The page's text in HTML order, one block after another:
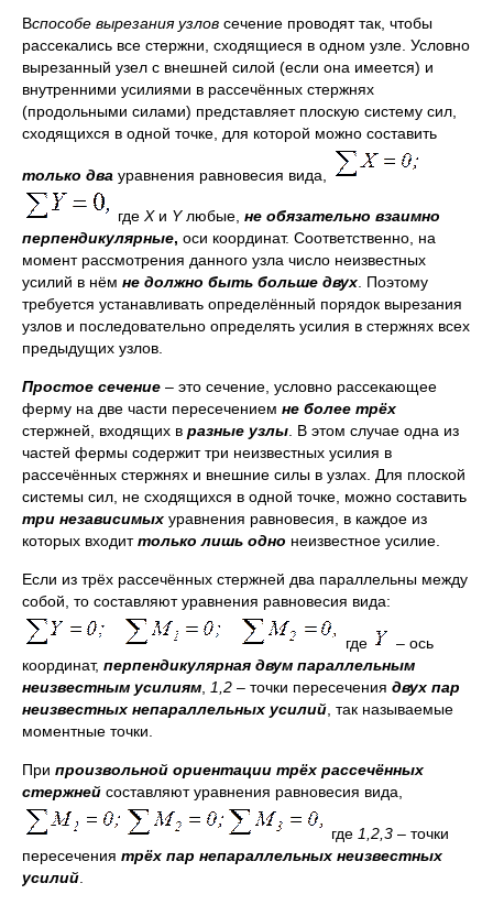
Вспособе вырезания узлов сечение проводят так, чтобы
рассекались все стержни, сходящиеся в одном узле. Условно
вырезанный узел с внешней силой (если она имеется) и
внутренними усилиями в рассечённых стержнях
(продольными силами) представляет плоскую систему сил,
сходящихся в одной точке, для которой можно составить
только два уравнения равновесия вида,
где Xи Yлюбые, не обязательно взаимно
перпендикулярные, оси координат. Соответственно, на
момент рассмотрения данного узла число неизвестных
усилий в нём не должно быть больше двух . Поэтому
требуется устанавливать определённый порядок вырезания
узлов и последовательно определять усилия в стержнях всех
предыдущих узлов.
Простое сечение – это сечение, условно рассекающее
ферму на две части пересечением не более трёх
стержней, входящих в разные узлы . В этом случае одна из
частей фермы содержит три неизвестных усилия в
рассечённых стержнях и внешние силы в узлах. Для плоской
системы сил, не сходящихся в одной точке, можно составить
три независимых уравнения равновесия, в каждое из
которых входиттолько лишь одно неизвестное усилие.
Если из трёх рассечённых стержней два параллельны между
собой, то составляют уравнения равновесия вида:
где
– ось
координат, перпендикулярная двум параллельным
неизвестным усилиям
1,2 – точки пересечения двух пар
неизвестных непараллельных усилий , так называемые
моментные точки.
При произвольной ориентации трёх рассечённых
стержней составляют уравнения равновесия вида,
где 1,2,3 – точки
пересечения трёх пар непараллельных неизвестных
усилий